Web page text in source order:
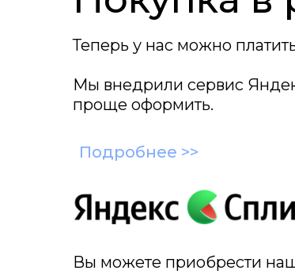
Теперь у нас можно
Мы внедрили сервис
проще оформить.
Вы можете приобрести
Подробнее >>